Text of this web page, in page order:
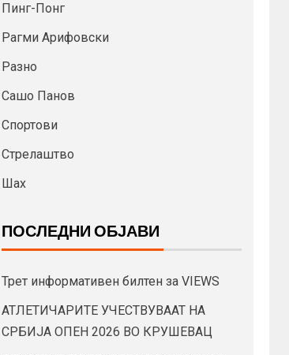
Пинг-Понг
Рагми Арифовски
Разно
Сашо Панов
Спортови
Стрелаштво
Шах
ПОСЛЕДНИ ОБЈАВИ
Трет информативен билтен за VIEWS
АТЛЕТИЧАРИТЕ УЧЕСТВУВААТ НА
СРБИЈА ОПЕН 2026 ВО КРУШЕВАЦ